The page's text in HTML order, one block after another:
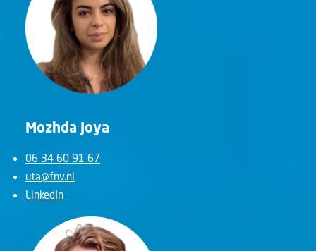
Mozhda Joya
06 34 60 91 67
uta@fnv.nl
LinkedIn